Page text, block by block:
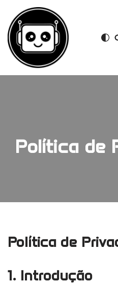
Pular
para
o
conteúdo
Política de
Política de
1. Introdução